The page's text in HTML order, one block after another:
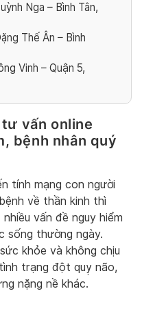
Nga – Bình Tân,
Thế Ân – Bình
Vinh – Quận 5,
vấn online
bệnh nhân quý
tính mạng con người
về thần kinh thì
vấn đề nguy hiểm
sống thường ngày.
khỏe và không chịu
trạng đột quỵ não,
nặng nề khác.